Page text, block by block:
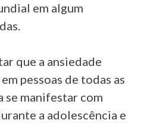
em algum
que a ansiedade
pessoas de todas as
se manifestar com
a adolescência e